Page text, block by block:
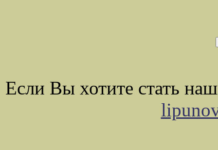
Если Вы хотите стать